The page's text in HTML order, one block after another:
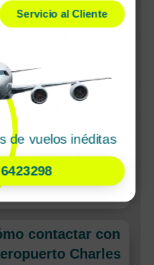
mi reserva
Avianca Airlines?
contactar a
Cali teléfono?
llamar a
Airlines desde
contactar con
Charles
Servicio al Cliente
de vuelos inéditas